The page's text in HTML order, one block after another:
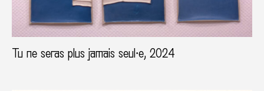
Tu ne seras plus jamais seul⸱e, 2024